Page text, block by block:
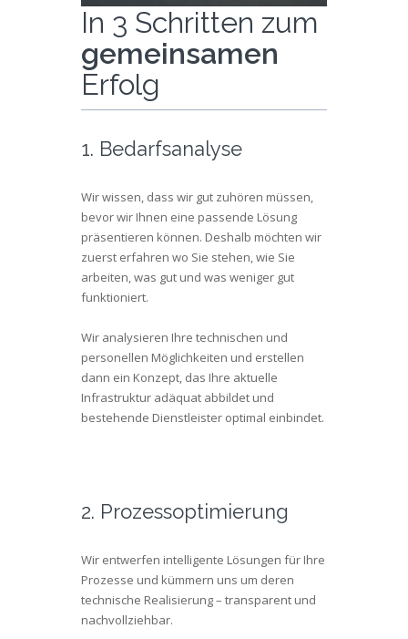
In 3 Schritten zum
gemeinsamen
Erfolg
1. Bedarfsanalyse
Wir wissen, dass wir gut zuhören müssen,
bevor wir Ihnen eine passende Lösung
präsentieren können. Deshalb möchten wir
zuerst erfahren wo Sie stehen, wie Sie
arbeiten, was gut und was weniger gut
funktioniert.
Wir analysieren Ihre technischen und
personellen Möglichkeiten und erstellen
dann ein Konzept, das Ihre aktuelle
Infrastruktur adäquat abbildet und
bestehende Dienstleister optimal einbindet.
2. Prozessoptimierung
Wir entwerfen intelligente Lösungen für Ihre
Prozesse und kümmern uns um deren
technische Realisierung – transparent und
nachvollziehbar.